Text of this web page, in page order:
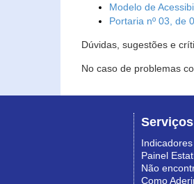
Modelo de
Portaria nº 03, de
Dúvidas, sugestões e
No caso de problemas
Serviços
Indicadores
Painel
Não
Como